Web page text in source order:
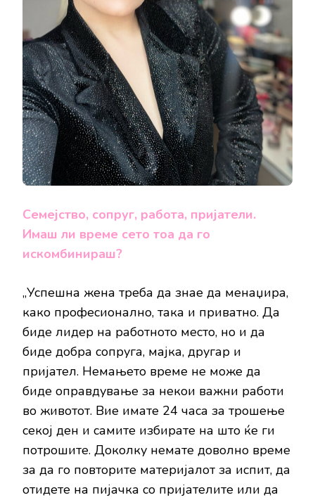
Семејство, сопруг, работа, пријатели.
Имаш ли време сето тоа да го
искомбинираш?
„Успешна жена треба да знае да менаџира,
како професионално, така и приватно. Да
биде лидер на работното место, но и да
биде добра сопруга, мајка, другар и
пријател. Немањето време не може да
биде оправдување за некои важни работи
во животот. Вие имате 24 часа за трошење
секој ден и самите избирате на што ќе ги
потрошите. Доколку немате доволно време
за да го повторите материјалот за испит, да
отидете на пијачка со пријателите или да